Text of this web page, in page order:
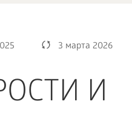
3 марта 2026
И